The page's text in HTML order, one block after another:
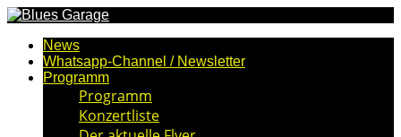
News
Whatsapp-Channel / Newsletter
Programm
Programm
Konzertliste